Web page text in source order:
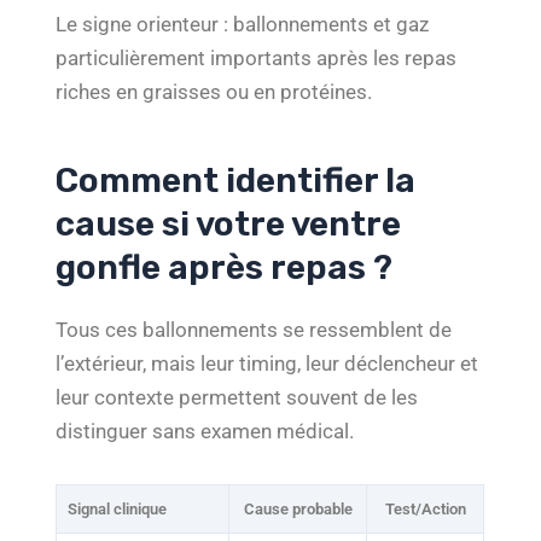
Le signe orienteur : ballonnements et gaz
particulièrement importants après les repas
riches en graisses ou en protéines.
Comment identifier la
cause si votre ventre
gonfle après repas ?
Tous ces ballonnements se ressemblent de
l’extérieur, mais leur timing, leur déclencheur et
leur contexte permettent souvent de les
distinguer sans examen médical.
Signal clinique Cause probable Test/Action